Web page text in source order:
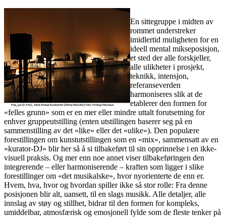
En sittegruppe i midten av
rommet understreker
imidlertid muligheten for en
ideell mental mikseposisjon,
et sted der alle forskjeller,
alle ulikheter i prosjekt,
teknikk, intensjon,
referanseverden
harmoniseres slik at de
etablerer den formen for
«felles grunn» som er en mer eller mindre uttalt forutsetning for
enhver gruppeutstilling (enten utstillingen baserer seg på en
sammenstilling av det «like» eller det «ulike»). Den populære
forestillingen om kunstutstillingen som en «mix», sammensatt av en
«kurator-DJ» blir her så å si tilbakeført til sin opprinnelse i en ikke-
visuell praksis. Og mer enn noe annet viser tilbakeføringen den
integrerende – eller harmoniserende – kraften som ligger i slike
forestillinger om «det musikalske», hvor nyorienterte de enn er.
Hvem, hva, hvor og hvordan spiller ikke så stor rolle: Fra denne
posisjonen blir alt, uansett, til en slags musikk. Alle detaljer, alle
innslag av støy og stillhet, bidrar til den formen for kompleks,
umiddelbar, atmosfærisk og emosjonell fylde som de fleste tenker på